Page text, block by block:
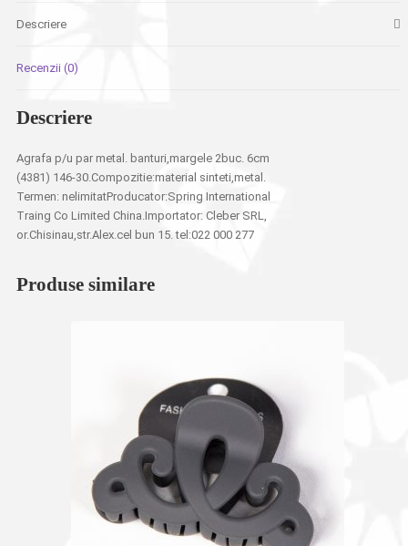
Descriere
Recenzii (0)
Descriere
Agrafa p/u par metal. banturi,margele 2buc. 6cm
(4381) 146-30.Compozitie:material sinteti,metal.
Termen: nelimitatProducator:Spring International
Traing Co Limited China.Importator: Cleber SRL,
or.Chisinau,str.Alex.cel bun 15. tel:022 000 277
Produse similare